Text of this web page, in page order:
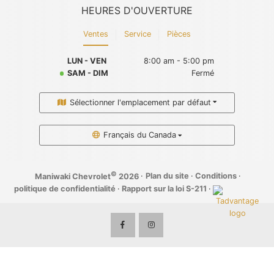
HEURES D'OUVERTURE
Ventes Service Pièces
LUN - VEN
8:00 am - 5:00 pm
SAM - DIM
Fermé
Sélectionner l'emplacement par défaut
Français du Canada
Maniwaki Chevrolet© 2026 · Plan du site · Conditions ·
politique de confidentialité · Rapport sur la loi S-211 ·